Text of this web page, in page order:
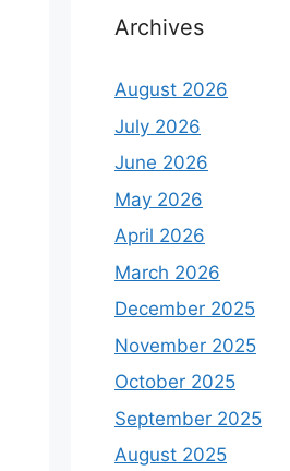
Archives
August 2026
July 2026
June 2026
May 2026
April 2026
March 2026
December 2025
November 2025
October 2025
September 2025
August 2025